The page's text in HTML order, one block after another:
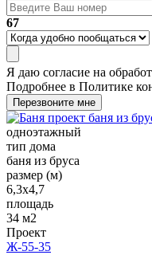
67
Я даю согласие на
Подробнее в Политике
Перезвоните мне
одноэтажный
тип дома
баня из бруса
размер (м)
6,3х4,7
площадь
34 м2
Проект
Ж-55-35